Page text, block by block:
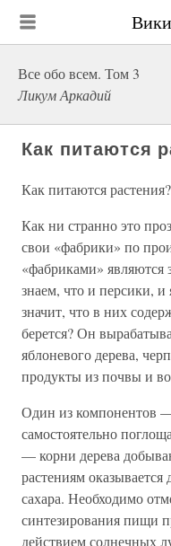
Все обо всем. Том 3
Ликум Аркадий
Как питаются
Как питаются растения?
Как ни странно это
свои «фабрики» по
«фабриками»
знаем, что и персики, и
значит, что в них
берется? Он
яблоневого дерева,
продукты из почвы и
Один из компонентов
самостоятельно
— корни дерева
растениям оказывается
сахара. Необходимо
синтезирования пищи
действием солнечных